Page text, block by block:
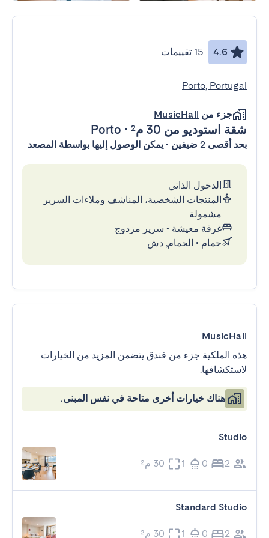
4.6 15 تقييمات
Porto, Portugal
جزء من MusicHall
شقة استوديو من 30 م² •
Porto
بحد أقصى 2 ضيفين • يمكن الوصول إليها بواسطة المصعد
الدخول الذاتي
المنتجات الشخصية، المناشف وملاءات السرير
مشمولة
غرفة معيشة • سرير مزدوج
حمام • الحمام, دش
MusicHall
هذه الملكية جزء من فندق يتضمن المزيد من الخيارات
لاستكشافها.
هناك خيارات أخرى متاحة في نفس المبنى.
Studio
2
0
1 30 م²
Standard Studio
2
0
1 30 م²